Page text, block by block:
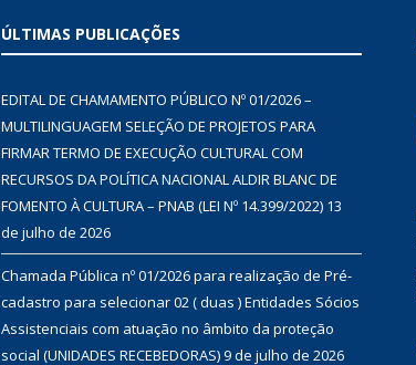
ÚLTIMAS PUBLICAÇÕES
EDITAL DE CHAMAMENTO PÚBLICO Nº 01/2026 –
MULTILINGUAGEM SELEÇÃO DE PROJETOS PARA
FIRMAR TERMO DE EXECUÇÃO CULTURAL COM
RECURSOS DA POLÍTICA NACIONAL ALDIR BLANC DE
FOMENTO À CULTURA – PNAB (LEI Nº 14.399/2022) 13
de julho de 2026
Chamada Pública nº 01/2026 para realização de Pré-
cadastro para selecionar 02 ( duas ) Entidades Sócios
Assistenciais com atuação no âmbito da proteção
social (UNIDADES RECEBEDORAS)9 de julho de 2026